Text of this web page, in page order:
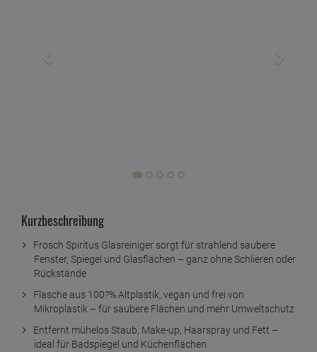
Kurzbeschreibung
Frosch Spiritus Glasreiniger sorgt für strahlend saubere
Fenster, Spiegel und Glasflächen – ganz ohne Schlieren oder
Rückstände
Flasche aus 100?% Altplastik, vegan und frei von
Mikroplastik – für saubere Flächen und mehr Umweltschutz
Entfernt mühelos Staub, Make-up, Haarspray und Fett –
ideal für Badspiegel und Küchenflächen